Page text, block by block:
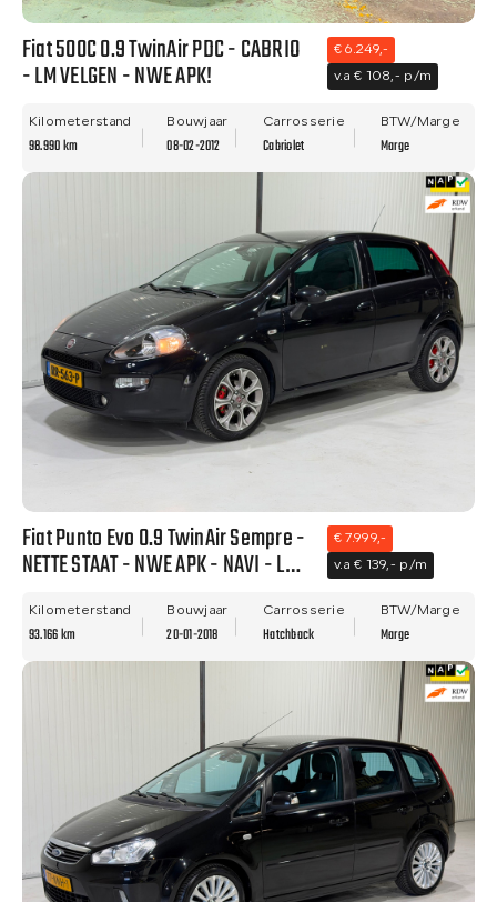
Fiat 500C 0.9 TwinAir PDC - CABRIO
- LM VELGEN - NWE APK!
€ 6.249,-
v.a € 108,- p/m
Kilometerstand
98.990 km
Bouwjaar
08-02-2012
Carrosserie
Cabriolet
BTW/Marge
Marge
Fiat Punto Evo 0.9 TwinAir Sempre -
NETTE STAAT - NWE APK - NAVI - LM
€ 7.999,-
v.a € 139,- p/m
Kilometerstand
93.166 km
Bouwjaar
20-01-2018
Carrosserie
Hatchback
BTW/Marge
Marge